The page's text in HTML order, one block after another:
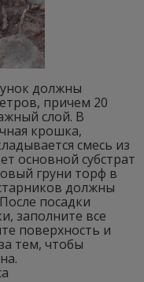
должны
причем 20
слой. В
крошка,
смесь из
основной субстрат
груни торф в
должны
посадки
заполните все
поверхность и
тем, чтобы